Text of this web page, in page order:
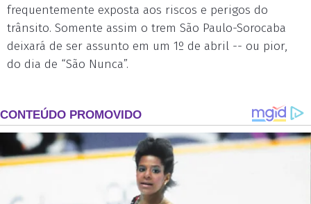
frequentemente exposta aos riscos e perigos do
trânsito. Somente assim o trem São Paulo-Sorocaba
deixará de ser assunto em um 1º de abril -- ou pior,
do dia de “São Nunca”.